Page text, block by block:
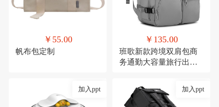
￥55.00
帆布包定制
￥135.00
班歌新款跨境双肩包商
务通勤大容量旅行出差
加入ppt 加入ppt